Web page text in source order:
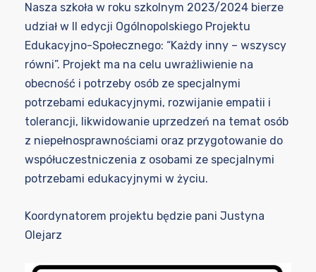
Nasza szkoła w roku szkolnym 2023/2024 bierze
udział w II edycji Ogólnopolskiego Projektu
Edukacyjno-Społecznego: “Każdy inny – wszyscy
równi”. Projekt ma na celu uwrażliwienie na
obecność i potrzeby osób ze specjalnymi
potrzebami edukacyjnymi, rozwijanie empatii i
tolerancji, likwidowanie uprzedzeń na temat osób
z niepełnosprawnościami oraz przygotowanie do
współuczestniczenia z osobami ze specjalnymi
potrzebami edukacyjnymi w życiu.
Koordynatorem projektu będzie pani Justyna
Olejarz